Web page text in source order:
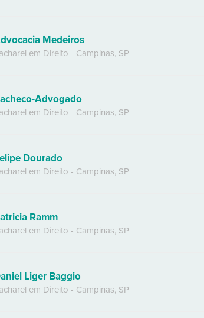
Medeiros
em Direito - Campinas, SP
Advogado
em Direito - Campinas, SP
Dourado
em Direito - Campinas, SP
Ramm
em Direito - Campinas, SP
Liger Baggio
em Direito - Campinas, SP